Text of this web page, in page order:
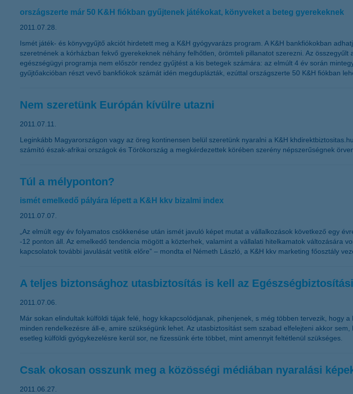
országszerte már 50 K&H fiókban gyűjtenek játékokat, könyveket a beteg gyerekeknek
2011.07.28.
Ismét játék- és könyvgyűjtő akciót hirdetett meg a K&H gyógyvarázs program. A K&H bankfiókokban
szeretnének a kórházban fekvő gyerekeknek néhány felhőtlen, örömteli pillanatot szerezni. Az
egészségügyi programja nem először rendez gyűjtést a kis betegek számára: az elmúlt 4 év során
gyűjtőakcióban részt vevő bankfiókok számát idén megduplázták, ezúttal országszerte 50 K&H fiókban
Nem szeretünk Európán kívülre utazni
2011.07.11.
Leginkább Magyarországon vagy az öreg kontinensen belül szeretünk nyaralni a K&H
számító észak-afrikai országok és Törökország a megkérdezettek körében szerény népszerűségnek
Túl a mélyponton?
ismét emelkedő pályára lépett a K&H kkv bizalmi index
2011.07.07.
„Az elmúlt egy év folyamatos csökkenése után ismét javuló képet mutat a vállalkozások következő egy
-12 ponton áll. Az emelkedő tendencia mögött a közterhek, valamint a vállalati hitelkamatok változására
kapcsolatok további javulását vetítik előre” – mondta el Németh László, a K&H kkv marketing főosztály
A teljes biztonsághoz utasbiztosítás is kell az
2011.07.06.
Már sokan elindultak külföldi tájak felé, hogy kikapcsolódjanak, pihenjenek, s még többen tervezik, hogy
minden rendelkezésre áll-e, amire szükségünk lehet. Az utasbiztosítást sem szabad elfelejteni akkor
esetleg külföldi gyógykezelésre kerül sor, ne fizessünk érte többet, mint amennyit feltétlenül szükséges.
Csak okosan osszunk meg a közösségi médiában nyaralási
2011.06.27.